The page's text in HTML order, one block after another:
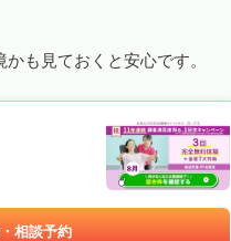
も見ておくと安心です。
相談予約